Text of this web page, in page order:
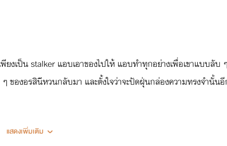
เป็น stalker แอบเอาของไปให้ แอบทำทุกอย่างเพื่อเขาแบบลับ
ของอรสินีหวนกลับมา และตั้งใจว่าจะปัดฝุ่นกล่องความทรงจำนั้น
แสดงเพิ่มเติม